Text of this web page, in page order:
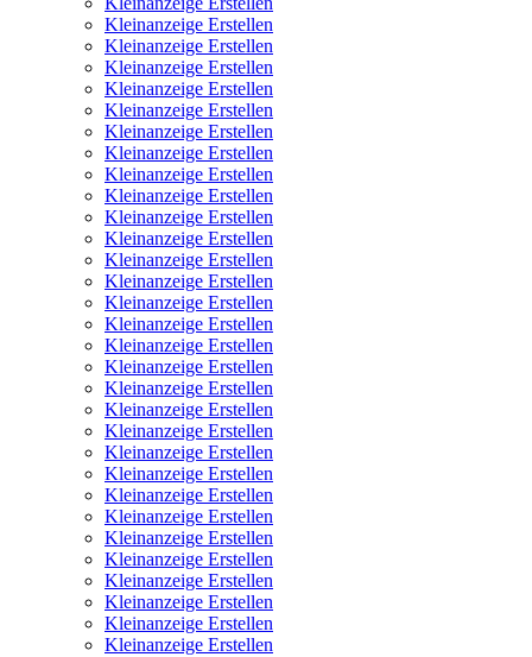
Kleinanzeige Erstellen
Kleinanzeige Erstellen
Kleinanzeige Erstellen
Kleinanzeige Erstellen
Kleinanzeige Erstellen
Kleinanzeige Erstellen
Kleinanzeige Erstellen
Kleinanzeige Erstellen
Kleinanzeige Erstellen
Kleinanzeige Erstellen
Kleinanzeige Erstellen
Kleinanzeige Erstellen
Kleinanzeige Erstellen
Kleinanzeige Erstellen
Kleinanzeige Erstellen
Kleinanzeige Erstellen
Kleinanzeige Erstellen
Kleinanzeige Erstellen
Kleinanzeige Erstellen
Kleinanzeige Erstellen
Kleinanzeige Erstellen
Kleinanzeige Erstellen
Kleinanzeige Erstellen
Kleinanzeige Erstellen
Kleinanzeige Erstellen
Kleinanzeige Erstellen
Kleinanzeige Erstellen
Kleinanzeige Erstellen
Kleinanzeige Erstellen
Kleinanzeige Erstellen